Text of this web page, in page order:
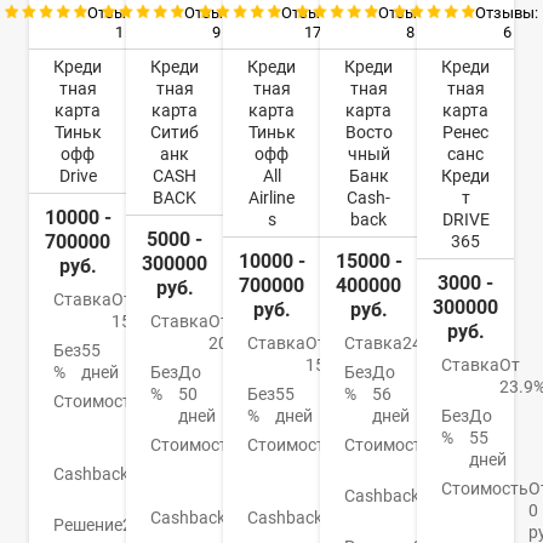
Отзывы:
1
Креди
тная
карта
Тиньк
офф
Drive
10000 -
700000
руб.
СтавкаОт
15%
Без
%
55
дней
Стоимость
990
руб./
год
Cashback
Решение2
Отзывы:
9
Креди
тная
карта
Ситиб
анк
CASH
BACK
5000 -
300000
руб.
СтавкаОт
20.9%
Без
%
До
50
дней
Стоимость
До
Cashback
До
Отзывы:
17
Креди
тная
карта
Тиньк
офф
All
Airline
s
10000 -
700000
руб.
СтавкаОт
15%
Без
%
55
дней
Стоимость
руб.
Cashback
Отзывы:
8
Креди
тная
карта
Восто
чный
Банк
Cash-
back
15000 -
400000
руб.
Ставка24%
Без
%
До
56
дней
Стоимость
Cashback
Отзывы:
6
Креди
тная
карта
Ренес
санс
Креди
т
DRIVE
365
3000 -
300000
руб.
СтавкаОт
Без
%
До
55
дней
Стоимость
0